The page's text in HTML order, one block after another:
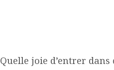
Quelle joie d’entrer